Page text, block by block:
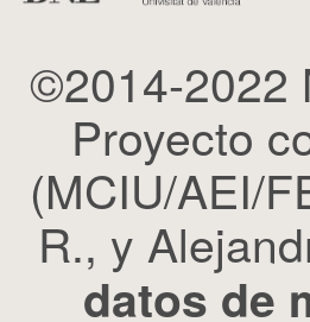
©2014-2022
Proyecto
(MCIU/AEI/
R., y
datos de